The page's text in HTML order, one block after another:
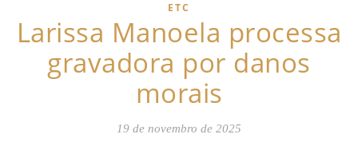
ETC
Larissa Manoela processa
gravadora por danos
morais
19 de novembro de 2025